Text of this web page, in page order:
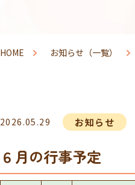
HOME お知らせ（一覧）
2026.05.29 お知らせ
６月の行事予定